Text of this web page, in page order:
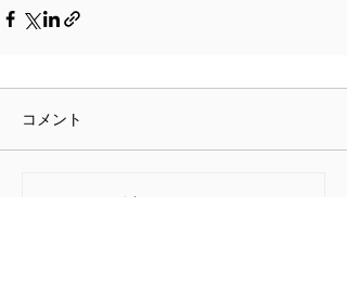
コメント
コメントを追加…